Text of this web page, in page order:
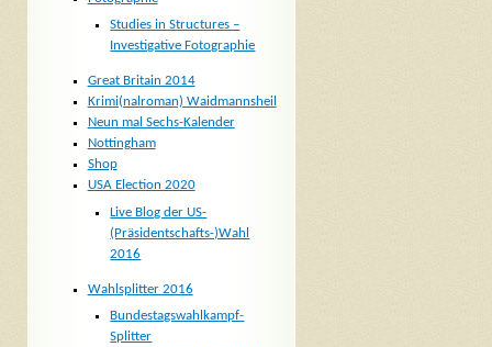
Studies in Structures –
Investigative Fotographie
Great Britain 2014
Krimi(nalroman) Waidmannsheil
Neun mal Sechs-Kalender
Nottingham
Shop
USA Election 2020
Live Blog der US-
(Präsidentschafts-)Wahl
2016
Wahlsplitter 2016
Bundestagswahlkampf-
Splitter